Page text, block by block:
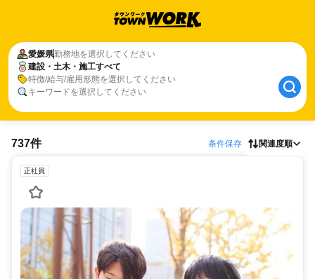
愛媛県勤務地を選択してください
建設・土木・施工すべて
特徴/給与/雇用形態を選択してください
キーワードを選択してください
737件 条件保存 関連度順
正社員